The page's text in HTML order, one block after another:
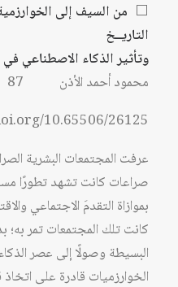
⬜ من السيف إلى
التاريــخ
وتأثير الذكاء الاصطناعي
محمود أحمد الأذن 87
10.65506/26125
عرفت المجتمعات البشرية
صراعات كانت تشهد تطورًا
بموازاة التقدمَ الاجتماعي
كانت تلك المجتمعات تمر به؛
البسيطة وصولًا إلى عصر
الخوارزميات قادرة على